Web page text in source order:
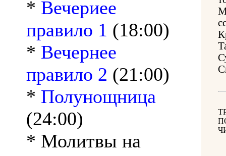
* Вечериее
правило 1 (18:00)
* Вечернее
правило 2 (21:00)
* Полунощница
(24:00)
* Молитвы на